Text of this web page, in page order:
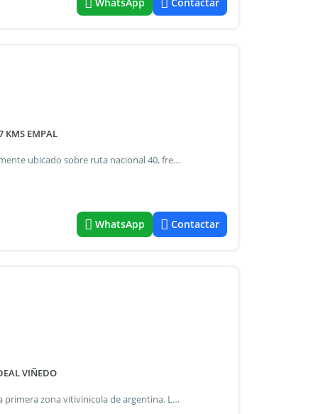
KMS EMPAL
Rivarola agostini vende campo de 6 hectáreas estratégicamente ubicado sobre ruta nacional 40, frente a bodegas chandon, en la zona de agrelo, luján de cuyo. La propiedad cuenta con 260 metros de frente sobre ruta y 235 metros de fondo, a solo 1 km del centro de agrelo y 3,7 km del empalme con ruta nacional 7 y la nueva variante palmira. Campo inculto, con inmejorables vistas al cordón del plata. No posee derecho de riego ni pozo de agua. Línea de alta tensión atraviesa la propiedad. Ideal para desarrollos logísticos, industriales o vitivinícolas. Ubicación privilegiada | alto potencial de inversión | acceso inmediato a rutas principales consultanos para coordinar una visita: whatsapp: +54 9 2614 68-4227 / +54 9 2614 85-6985 seguinos en instagram: @inmobiliaria_rivarolaagostini *el precio publicado en el aviso, las medidas y distancias indicadas, son de referencia, sujeto a modificaciones sin previo aviso. *Los datos consignados en esta web o publicación, pueden contener errores y no son contractuales; verifique los mismos previamente con nuestro corredor inmobiliario. Más propiedades en.Ar mat.1434
WhatsApp Contactar
VIÑEDO
Campo de 40 ha, en zona ideal para viñedos. Ubicado en la primera zona vitivinicola de argentina. Los suelos observados corresponden a unidades de cultivo de uva con muy buen drenaje, alto porosidad y fertilidad limitada de agua y minerales. Los contenidos de materia orgánica son bajo. Zona de vinos de alta gama, numerosas bodegas en la zona como norton, chandon, catena zapata, tapiz, alto las hormigas, doña paula, etc. Excelente vista a la cordillera de los andes.